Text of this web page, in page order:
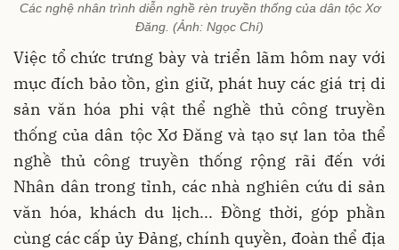
Các nghệ nhân trình diễn nghề rèn truyền thống của dân tộc Xơ
Đăng. (Ảnh: Ngọc Chí)
Việc tổ chức trưng bày và triển lãm hôm nay với
mục đích bảo tồn, gìn giữ, phát huy các giá trị di
sản văn hóa phi vật thể nghề thủ công truyền
thống của dân tộc Xơ Đăng và tạo sự lan tỏa thể
nghề thủ công truyền thống rộng rãi đến với
Nhân dân trong tỉnh, các nhà nghiên cứu di sản
văn hóa, khách du lịch... Đồng thời, góp phần
cùng các cấp ủy Đảng, chính quyền, đoàn thể địa